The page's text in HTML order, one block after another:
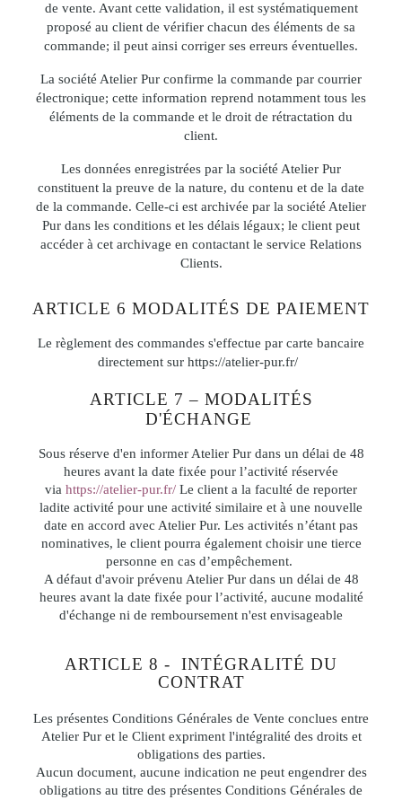
de vente. Avant cette validation, il est systématiquement
proposé au client de vérifier chacun des éléments de sa
commande; il peut ainsi corriger ses erreurs éventuelles.
La société Atelier Pur confirme la commande par courrier
électronique; cette information reprend notamment tous les
éléments de la commande et le droit de rétractation du
client.
Les données enregistrées par la société Atelier Pur
constituent la preuve de la nature, du contenu et de la date
de la commande. Celle-ci est archivée par la société Atelier
Pur dans les conditions et les délais légaux; le client peut
accéder à cet archivage en contactant le service Relations
Clients.
ARTICLE 6 MODALITÉS DE PAIEMENT
Le règlement des commandes s'effectue par carte bancaire
directement sur https://atelier-pur.fr/
ARTICLE 7 – MODALITÉS
D'ÉCHANGE
Sous réserve d'en informer Atelier Pur dans un délai de 48
heures avant la date fixée pour l’activité réservée
via https://atelier-pur.fr/ Le client a la faculté de reporter
ladite activité pour une activité similaire et à une nouvelle
date en accord avec Atelier Pur. Les activités n’étant pas
nominatives, le client pourra également choisir une tierce
personne en cas d’empêchement.
A défaut d'avoir prévenu Atelier Pur dans un délai de 48
heures avant la date fixée pour l’activité, aucune modalité
d'échange ni de remboursement n'est envisageable
ARTICLE 8 - INTÉGRALITÉ DU
CONTRAT
Les présentes Conditions Générales de Vente conclues entre
Atelier Pur et le Client expriment l'intégralité des droits et
obligations des parties.
Aucun document, aucune indication ne peut engendrer des
obligations au titre des présentes Conditions Générales de